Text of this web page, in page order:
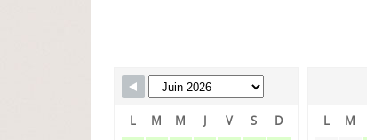
L M M J V S
D
L M